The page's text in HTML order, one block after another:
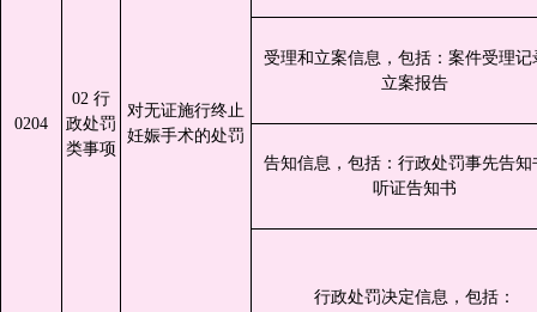
0204
02 行
政处罚
类事项
对无证施行终止
妊娠手术的处罚
受理和立案信息，包括：案件受理记
立案报告
告知信息，包括：行政处罚事先告知
听证告知书
行政处罚决定信息，包括：